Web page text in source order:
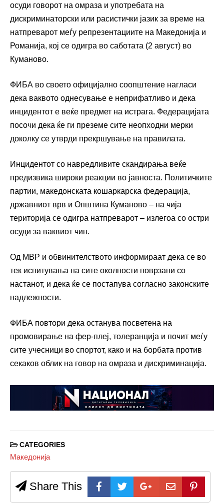
осуди говорот на омраза и употребата на
дискриминаторски или расистички јазик за време на
натпреварот меѓу репрезентациите на Македонија и
Романија, кој се одигра во саботата (2 август) во
Куманово.
ФИБА во своето официјално соопштение нагласи
дека ваквото однесување е неприфатливо и дека
инцидентот е веќе предмет на истрага. Федерацијата
посочи дека ќе ги преземе сите неопходни мерки
доколку се утврди прекршување на правилата.
Инцидентот со навредливите скандирања веќе
предизвика широки реакции во јавноста. Политичките
партии, македонската кошаркарска федерација,
државниот врв и Општина Куманово – на чија
територија се одигра натпреварот – излегоа со остри
осуди за ваквиот чин.
Од МВР и обвинителството информираат дека се во
тек испитувања на сите околности поврзани со
настанот, и дека ќе се постапува согласно законските
надлежности.
ФИБА повтори дека останува посветена на
промовирање на фер-плеј, толеранција и почит меѓу
сите учесници во спортот, како и на борбата против
секаков облик на говор на омраза и дискриминација.
CATEGORIES
Македонија
Share This